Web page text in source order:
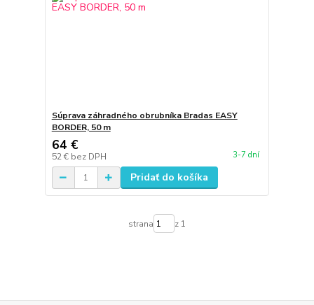
Súprava záhradného obrubníka Bradas EASY
BORDER, 50 m
64 €
52 € bez DPH 3-7 dní
Pridať do košíka
strana z 1